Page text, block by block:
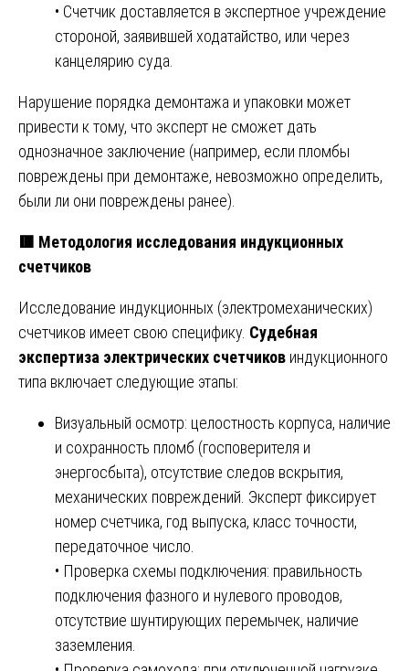
• Счетчик доставляется в экспертное учреждение
стороной, заявившей ходатайство, или через
канцелярию суда.
Нарушение порядка демонтажа и упаковки может
привести к тому, что эксперт не сможет дать
однозначное заключение (например, если пломбы
повреждены при демонтаже, невозможно определить,
были ли они повреждены ранее).
🟥 Методология исследования индукционных
счетчиков
Исследование индукционных (электромеханических)
счетчиков имеет свою специфику. Судебная
экспертиза электрических счетчиков индукционного
типа включает следующие этапы:
Визуальный осмотр: целостность корпуса, наличие
и сохранность пломб (госповерителя и
энергосбыта), отсутствие следов вскрытия,
механических повреждений. Эксперт фиксирует
номер счетчика, год выпуска, класс точности,
передаточное число.
• Проверка схемы подключения: правильность
подключения фазного и нулевого проводов,
отсутствие шунтирующих перемычек, наличие
заземления.